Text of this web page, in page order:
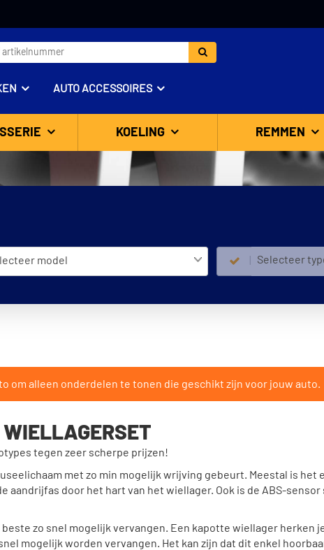
AUTO ACCESSOIRES
KOELING REMMEN
model Selecteer
om alleen onderdelen te tonen die geschikt zijn voor jouw auto.
WIELLAGERSET
tegen zeer scherpe prijzen!
met zo min mogelijk wrijving gebeurt. Meestal is het
door het hart van het wiellager. Ook is de ABS-
zo snel mogelijk vervangen. Een kapotte wiellager herken
mogelijk worden vervangen. Het kan zijn dat dit enkel